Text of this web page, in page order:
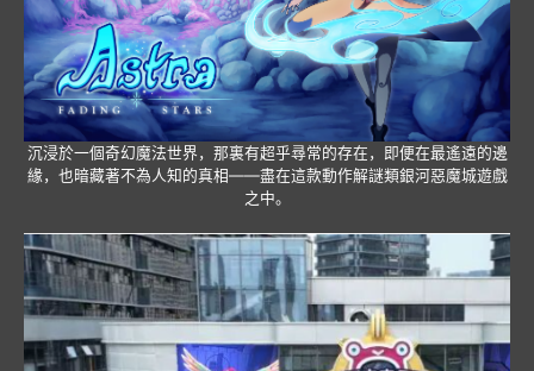
沉浸於一個奇幻魔法世界，那裏有超乎尋常的存在，即便在最遙遠的邊
緣，也暗藏著不為人知的真相——盡在這款動作解謎類銀河惡魔城遊戲
之中。